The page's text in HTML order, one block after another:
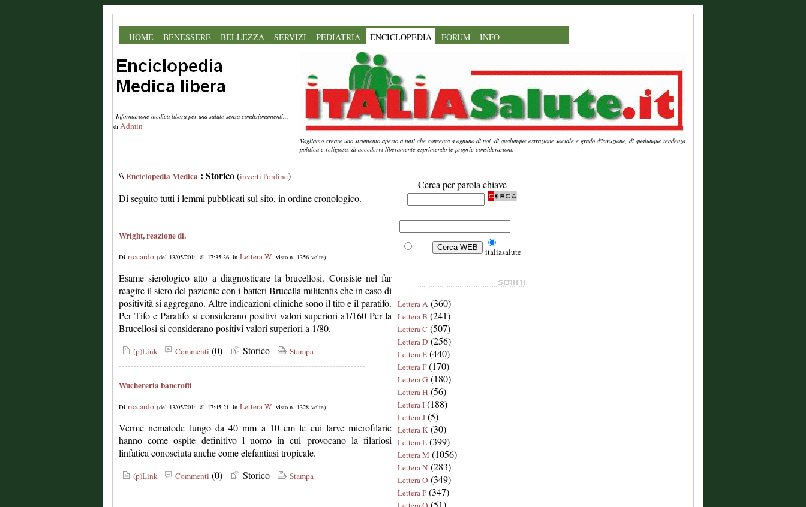
HOME BENESSERE BELLEZZA SERVIZI PEDIATRIA ENCICLOPEDIA FORUM INFO
Informazione medica libera per una salute senza condizionamenti...
di Admin
Vogliamo creare uno strumento aperto a tutti che consenta a ognuno di noi, di qualunque estrazione sociale e grado d'istruzione, di qualunque tendenza
politica e religiosa, di accedervi liberamente esprimendo le proprie considerazioni.
\\Enciclopedia Medica : Storico(inverti l'ordine)
Di seguito tutti i lemmi pubblicati sul sito, in ordine cronologico.
Wright, reazione di.
Di riccardo (del 13/05/2014 @ 17:35:36, in Lettera W, visto n. 1356 volte)
Esame sierologico atto a diagnosticare la brucellosi. Consiste nel far
reagire il siero del paziente con i batteri Brucella militentis che in caso di
positività si aggregano. Altre indicazioni cliniche sono il tifo e il paratifo.
Per Tifo e Paratifo si considerano positivi valori superiori a1/160 Per la
Brucellosi si considerano positivi valori superiori a 1/80.
(p)Link Commenti (0) Storico Stampa
Wuchereria bancrofti
Di riccardo (del 13/05/2014 @ 17:45:21, in Lettera W, visto n. 1328 volte)
Verme nematode lungo da 40 mm a 10 cm le cui larve microfilarie
hanno come ospite definitivo l uomo in cui provocano la filariosi
linfatica conosciuta anche come elefantiasi tropicale.
(p)Link Commenti (0) Storico Stampa
Cerca per parola chiave
italiasalute
Lettera A (360)
Lettera B (241)
Lettera C (507)
Lettera D (256)
Lettera E (440)
Lettera F(170)
Lettera G (180)
Lettera H (56)
Lettera I (188)
Lettera J (5)
Lettera K (30)
Lettera L (399)
Lettera M (1056)
Lettera N (283)
Lettera O (349)
Lettera P(347)
(51)